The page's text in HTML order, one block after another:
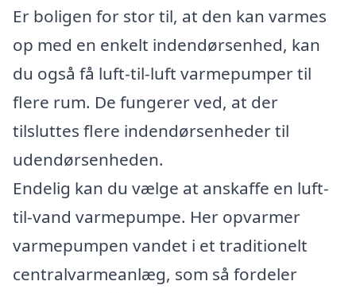
Er boligen for stor til, at den kan varmes
op med en enkelt indendørsenhed, kan
du også få luft-til-luft varmepumper til
flere rum. De fungerer ved, at der
tilsluttes flere indendørsenheder til
udendørsenheden.
Endelig kan du vælge at anskaffe en luft-
til-vand varmepumpe. Her opvarmer
varmepumpen vandet i et traditionelt
centralvarmeanlæg, som så fordeler